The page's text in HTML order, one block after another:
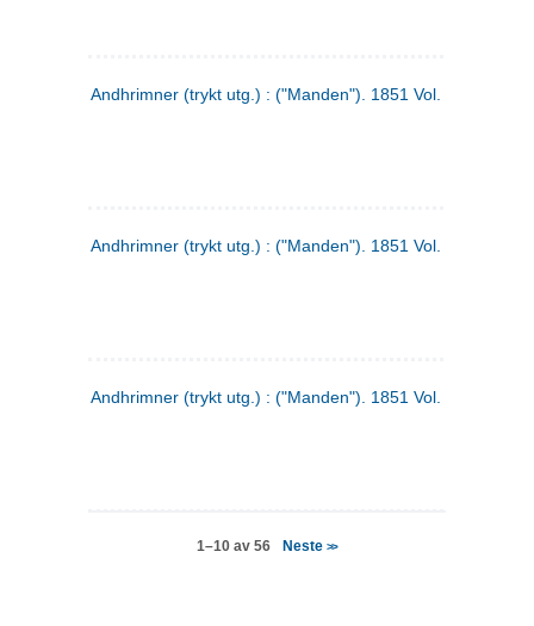
Andhrimner (trykt utg.) : ("Manden"). 1851 Vol. 2 Nr. 4
Andhrimner (trykt utg.) : ("Manden"). 1851 Vol. 2 Nr. 6
Andhrimner (trykt utg.) : ("Manden"). 1851 Vol. 1 Nr. 6
1–10 av 56 Neste>>